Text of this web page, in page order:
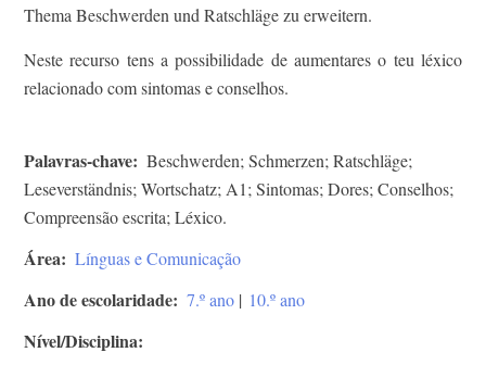
Thema Beschwerden und Ratschläge zu erweitern.
Neste recurso tens a possibilidade de aumentares o teu léxico
relacionado com sintomas e conselhos.
Palavras-chave
Beschwerden; Schmerzen; Ratschläge;
Leseverständnis; Wortschatz; A1; Sintomas; Dores; Conselhos;
Compreensão escrita; Léxico.
Área Línguas e Comunicação
Ano de escolaridade 7.º ano | 10.º ano
Nível/Disciplina